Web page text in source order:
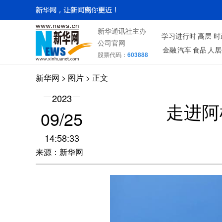
新华通讯社主办
公司官网
股票代码： 603888
学习进行时高层
金融汽车食品 人
新华网 > 图片 > 正文
2023
09/25
14:58:33
来源：新华网
走进